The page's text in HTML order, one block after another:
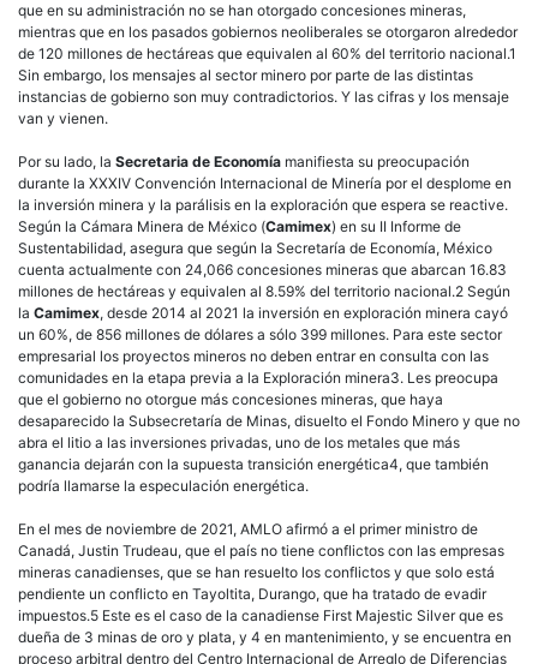
que en su administración no se han otorgado concesiones mineras,
mientras que en los pasados gobiernos neoliberales se otorgaron alrededor
de 120 millones de hectáreas que equivalen al 60% del territorio nacional.1
Sin embargo, los mensajes al sector minero por parte de las distintas
instancias de gobierno son muy contradictorios. Y las cifras y los mensaje
van y vienen.
Por su lado, la Secretaria de Economía manifiesta su preocupación
durante la XXXIV Convención Internacional de Minería por el desplome en
la inversión minera y la parálisis en la exploración que espera se reactive.
Según la Cámara Minera de México (Camimex) en su II Informe de
Sustentabilidad, asegura que según la Secretaría de Economía, México
cuenta actualmente con 24,066 concesiones mineras que abarcan 16.83
millones de hectáreas y equivalen al 8.59% del territorio nacional.2 Según
la Camimex, desde 2014 al 2021 la inversión en exploración minera cayó
un 60%, de 856 millones de dólares a sólo 399 millones. Para este sector
empresarial los proyectos mineros no deben entrar en consulta con las
comunidades en la etapa previa a la Exploración minera3. Les preocupa
que el gobierno no otorgue más concesiones mineras, que haya
desaparecido la Subsecretaría de Minas, disuelto el Fondo Minero y que no
abra el litio a las inversiones privadas, uno de los metales que más
ganancia dejarán con la supuesta transición energética4, que también
podría llamarse la especulación energética.
En el mes de noviembre de 2021, AMLO afirmó a el primer ministro de
Canadá, Justin Trudeau, que el país no tiene conflictos con las empresas
mineras canadienses, que se han resuelto los conflictos y que solo está
pendiente un conflicto en Tayoltita, Durango, que ha tratado de evadir
impuestos.5 Este es el caso de la canadiense First Majestic Silver que es
dueña de 3 minas de oro y plata, y 4 en mantenimiento, y se encuentra en
proceso arbitral dentro del Centro Internacional de Arreglo de Diferencias